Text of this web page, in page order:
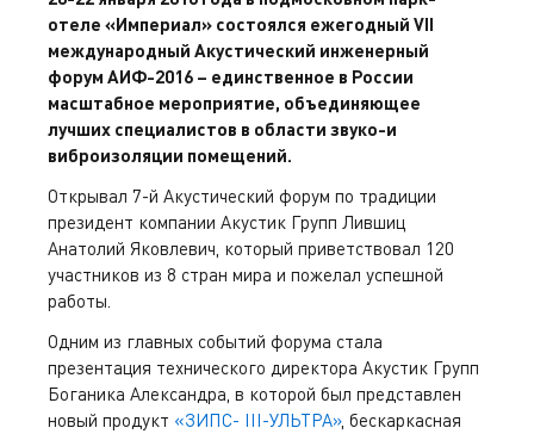
отеле «Империал» состоялся ежегодный VII
международный Акустический инженерный
форум АИФ-2016 – единственное в России
масштабное мероприятие, объединяющее
лучших специалистов в области звуко-и
виброизоляции помещений.
Открывал 7-й Акустический форум по традиции
президент компании Акустик Групп Лившиц
Анатолий Яковлевич, который приветствовал 120
участников из 8 стран мира и пожелал успешной
работы.
Одним из главных событий форума стала
презентация технического директора Акустик Групп
Боганика Александра, в которой был представлен
новый продукт «ЗИПС- III-УЛЬТРА», бескаркасная